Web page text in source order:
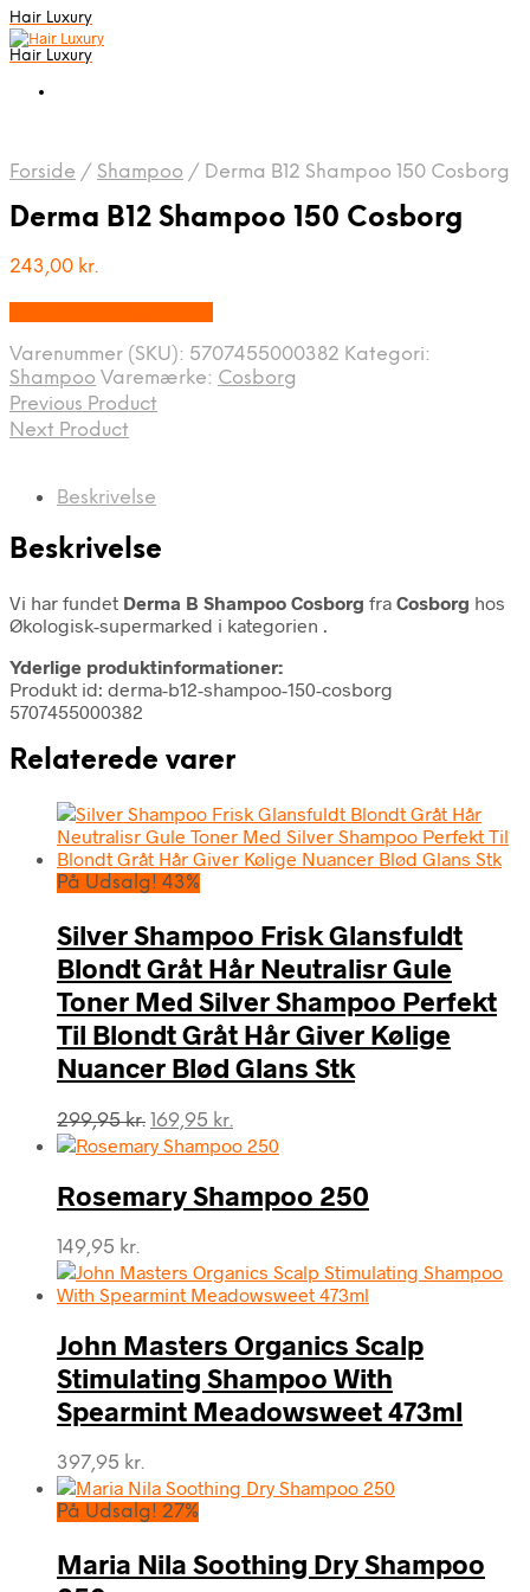
Hair Luxury
Hair Luxury
Forside / Shampoo / Derma B12 Shampoo 150 Cosborg
Derma B12 Shampoo 150 Cosborg
243,00 kr.
Varenummer (SKU): 5707455000382 Kategori:
Shampoo Varemærke: Cosborg
Previous Product
Next Product
Beskrivelse
Beskrivelse
Vi har fundet Derma B Shampoo Cosborg fra Cosborg hos
Økologisk-supermarked i kategorien .
Yderlige produktinformationer:
Produkt id: derma-b12-shampoo-150-cosborg
5707455000382
Relaterede varer
På Udsalg! 43%
Silver Shampoo Frisk Glansfuldt
Blondt Gråt Hår Neutralisr Gule
Toner Med Silver Shampoo Perfekt
Til Blondt Gråt Hår Giver Kølige
Nuancer Blød Glans Stk
299,95kr. Den
oprindelige
var:
299,95 kr..
169,95 kr.
aktuelle
er:
169,95 kr..
Rosemary Shampoo 250
149,95 kr.
John Masters Organics Scalp
Stimulating Shampoo With
Spearmint Meadowsweet 473ml
397,95 kr.
På Udsalg! 27%
Maria Nila Soothing Dry Shampoo